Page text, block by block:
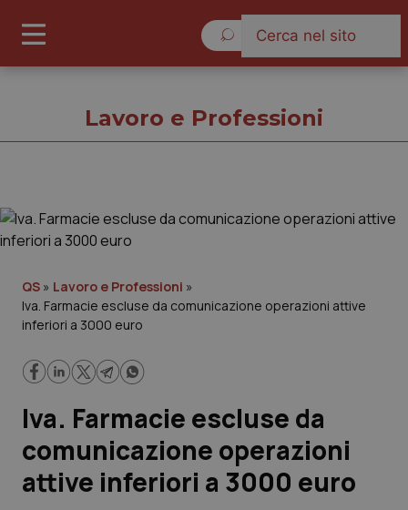
Governo e Parlamento
Regioni e Asl
Lavoro e Professioni
Scienza e Farmaci
Studi e Analisi
Lavoro e Professioni
QS » Lavoro e Professioni »
Iva. Farmacie escluse da comunicazione operazioni attive
inferiori a 3000 euro
Iva. Farmacie escluse da
comunicazione operazioni
attive inferiori a 3000 euro